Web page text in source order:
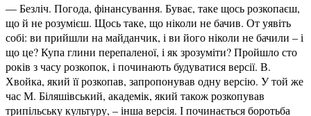
— Безліч. Погода, фінансування. Буває, таке щось розкопаєш,
що й не розумієш. Щось таке, що ніколи не бачив. От уявіть
собі: ви прийшли на майданчик, і ви його ніколи не бачили – і
що це? Купа глини перепаленої, і як зрозуміти? Пройшло сто
років з часу розкопок, і починають будуватися версії. В.
Хвойка, який її розкопав, запропонував одну версію. У той же
час М. Біляшівський, академік, який також розкопував
трипільську культуру, – інша версія. І починається боротьба